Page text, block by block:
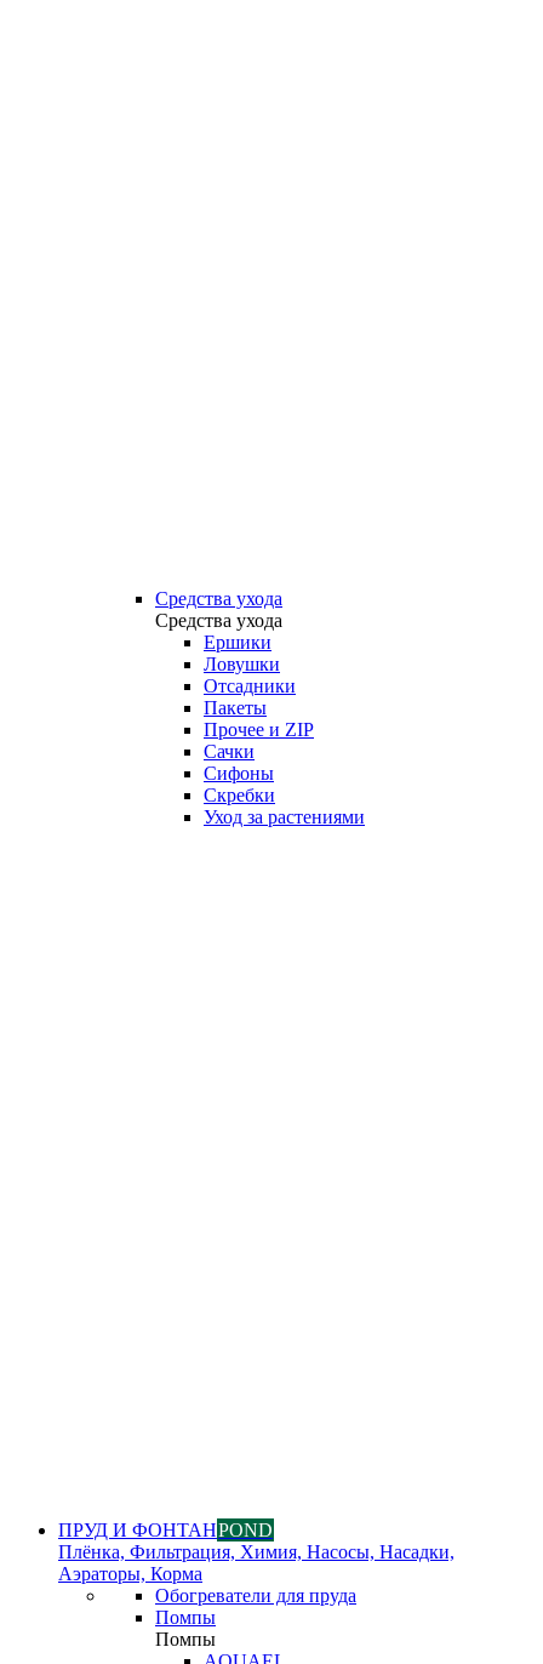
Средства ухода
Средства ухода
Ершики
Ловушки
Отсадники
Пакеты
Прочее и ZIP
Сачки
Сифоны
Скребки
Уход за растениями
ПРУД И ФОНТАНPOND
Плёнка, Фильтрация, Химия, Насосы, Насадки,
Аэраторы, Корма
Обогреватели для пруда
Помпы
Помпы